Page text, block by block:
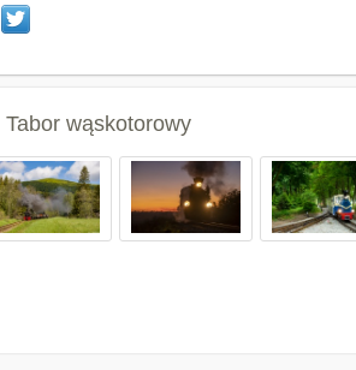
Tabor wąskotorowy